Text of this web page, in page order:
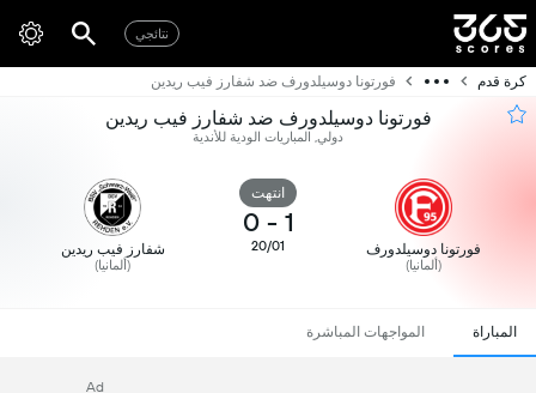
نتائجي
كرة قدم فورتونا دوسيلدورف ضد شفارز فيب ريدين
فورتونا دوسيلدورف ضد شفارز فيب ريدين
دولي, المباريات الودية للأندية
فورتونا دوسيلدورف
(ألمانيا)
انتهت
1
-
0
20/01 شفارز فيب ريدين
(ألمانيا)
المباراة المواجهات المباشرة
Ad